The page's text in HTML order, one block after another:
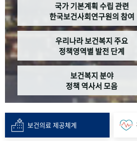
국가 기본계획 수립 관련
한국보건사회연구원의 참여
우리나라 보건복지 주요
정책영역별 발전 단계
보건복지 분야
정책 역사서 모음
보건의료 제공체계